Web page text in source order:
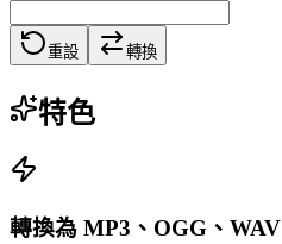
重設 轉換
特色
轉換為 MP3、OGG、WAV